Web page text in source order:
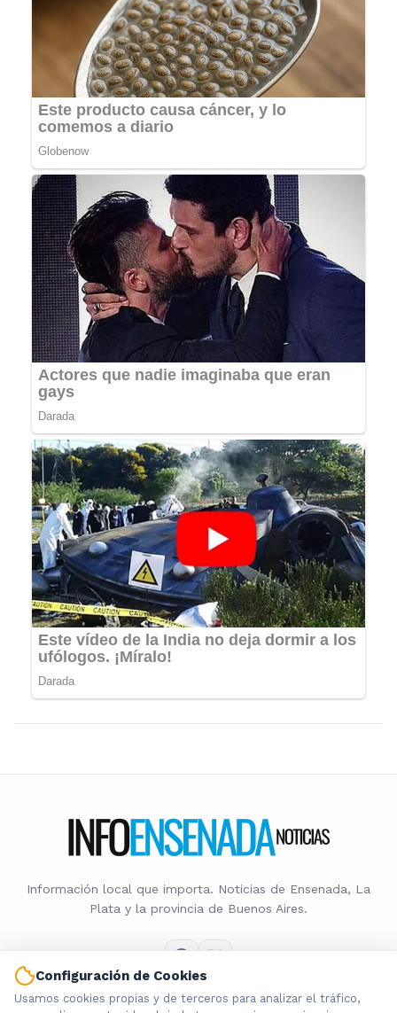
Información local que importa. Noticias de Ensenada, La
Plata y la provincia de Buenos Aires.
Configuración de Cookies
Usamos cookies propias y de terceros para analizar el tráfico,